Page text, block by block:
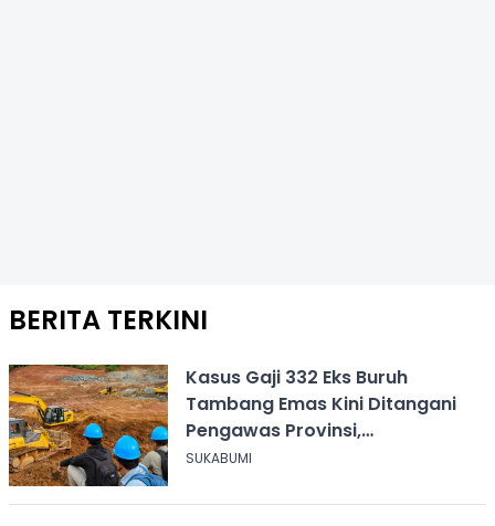
BERITA TERKINI
Kasus Gaji 332 Eks Buruh
Tambang Emas Kini Ditangani
Pengawas Provinsi,
Disnakertrans Sukabumi Terus
SUKABUMI